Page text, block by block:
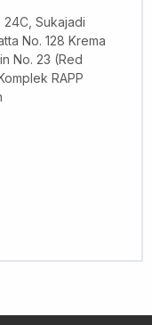
24C, Sukajadi
No. 128 Krema
No. 23 (Red
RAPP